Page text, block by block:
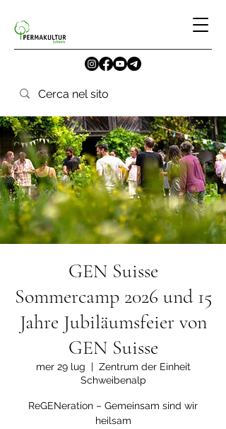
GEN Suisse
Sommercamp 2026 und 15
Jahre Jubiläumsfeier von
GEN Suisse
mer 29 lug
  |
Zentrum der Einheit
Schweibenalp
ReGENeration – Gemeinsam sind wir
heilsam